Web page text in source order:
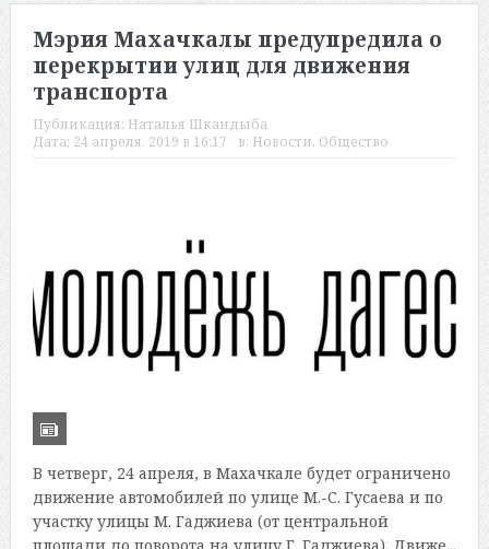
Мэрия Махачкалы предупредила о
перекрытии улиц для движения
транспорта
Публикация: Наталья Шкандыба
Дата: 24 апреля, 2019 в 16:17 в: Новости, Общество
В четверг, 24 апреля, в Махачкале будет ограничено
движение автомобилей по улице М.-С. Гусаева и по
участку улицы М. Гаджиева (от центральной